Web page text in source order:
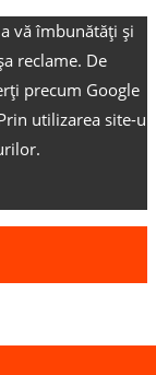
vă îmbunătăți și
reclame. De
precum Google
utilizarea site-